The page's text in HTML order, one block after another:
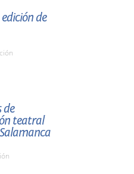
de
de
teatral